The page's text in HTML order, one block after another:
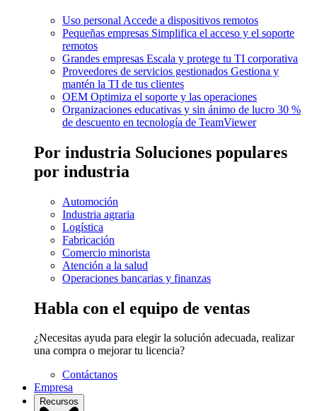
Uso personal Accede a dispositivos remotos
Pequeñas empresas Simplifica el acceso y el soporte
remotos
Grandes empresas Escala y protege tu TI corporativa
Proveedores de servicios gestionados Gestiona y
mantén la TI de tus clientes
OEM Optimiza el soporte y las operaciones
Organizaciones educativas y sin ánimo de lucro 30 %
de descuento en tecnología de TeamViewer
Por industria Soluciones populares
por industria
Automoción
Industria agraria
Logística
Fabricación
Comercio minorista
Atención a la salud
Operaciones bancarias y finanzas
Habla con el equipo de ventas
¿Necesitas ayuda para elegir la solución adecuada, realizar
una compra o mejorar tu licencia?
Contáctanos
Empresa
Recursos